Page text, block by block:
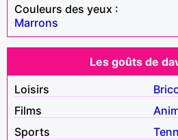
Couleurs des yeux :
Marrons
Les goûts de
Loisirs
Films
Sports